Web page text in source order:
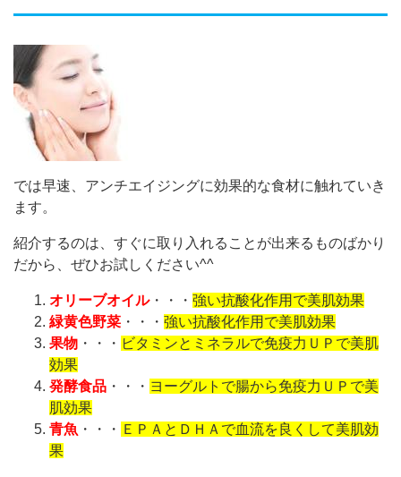
では早速、アンチエイジングに効果的な食材に触れていき
ます。
紹介するのは、すぐに取り入れることが出来るものばかり
だから、ぜひお試しください^^
オリーブオイル・・・ 強い抗酸化作用で美肌効果
緑黄色野菜 ・・・ 強い抗酸化作用で美肌効果
果物 ・・・ ビタミンとミネラルで免疫力ＵＰで美肌
効果
発酵食品 ・・・ ヨーグルトで腸から免疫力ＵＰで美
肌効果
青魚 ・・・ ＥＰＡとＤＨＡで血流を良くして美肌効
果